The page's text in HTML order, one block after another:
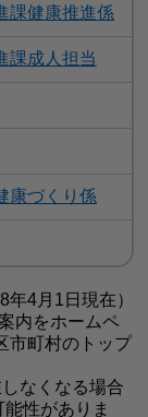
課健康推進係
課成人担当
康づくり係
8年4月1日現在）
内をホームペ
市町村のトップ
なくなる場合
性がありま